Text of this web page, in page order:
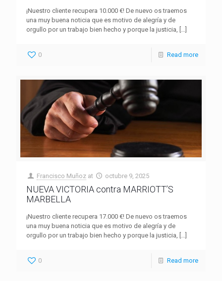
¡Nuestro cliente recupera 10.000 €! De nuevo os traemos
una muy buena noticia que es motivo de alegría y de
orgullo por un trabajo bien hecho y porque la justicia, […]
0 Read more
Francisco Muñoz at octubre 9, 2025
NUEVA VICTORIA contra MARRIOTT’S
MARBELLA
¡Nuestro cliente recupera 17.000 €! De nuevo os traemos
una muy buena noticia que es motivo de alegría y de
orgullo por un trabajo bien hecho y porque la justicia, […]
0 Read more